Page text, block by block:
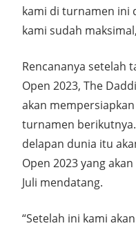
kami di turnamen ini
kami sudah
Rencananya setelah
Open 2023, The
akan
turnamen
delapan dunia itu
Open 2023 yang
Juli mendatang.
“Setelah ini kami